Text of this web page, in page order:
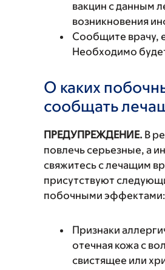
вакцин с данным
возникновения
Сообщите врачу,
Необходимо
О каких
сообщать
ПРЕДУПРЕЖДЕНИЕ. В
повлечь серьезные, а
свяжитесь с лечащим
присутствуют
побочными эффектами:
Признаки
отечная кожа с
свистящее или